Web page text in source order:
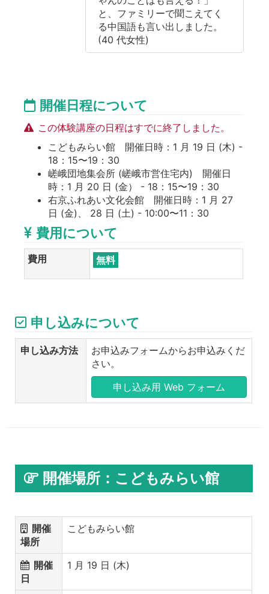
と、ファミリーで聞こえてく
る中国語も言い出しました。
(40 代女性)
開催日程について
この体験講座の日程はすでに終了しました。
こどもみらい館 開催日時：1 月 19 日 (木) -
18：15〜19：30
嵯峨団地集会所 (嵯峨市営住宅内) 開催日
時：1 月 20 日 (金） - 18：15〜19：30
右京ふれあい文化会館 開催日時：1 月 27
日 (金)、 28 日 (土) - 10:00〜11：30
費用について
費用 無料
申し込みについて
申し込み方法
お申込みフォームからお申込みくだ
さい。
申し込み用 Web フォーム
開催場所：こどもみらい館
開催
場所
こどもみらい館
開催
日
1 月 19 日 (木)